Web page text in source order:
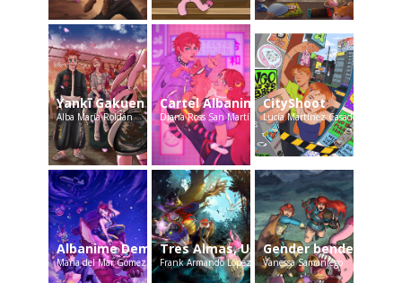
Yankī Gakuen
Alba María Roldán
Cartel Albanime
Diana Ross San Martín
CityShoot
Lucía Martínez Casado
Albanime Demon Hunters
Maria del Mar Gómez
Tres Almas, Un destino
Frank Armando López
Gender bender de
Vanessa Samaniego